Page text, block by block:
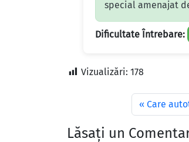
special amenajat
Dificultate Întrebare:
Vizualizări: 178
Care
Lăsați un